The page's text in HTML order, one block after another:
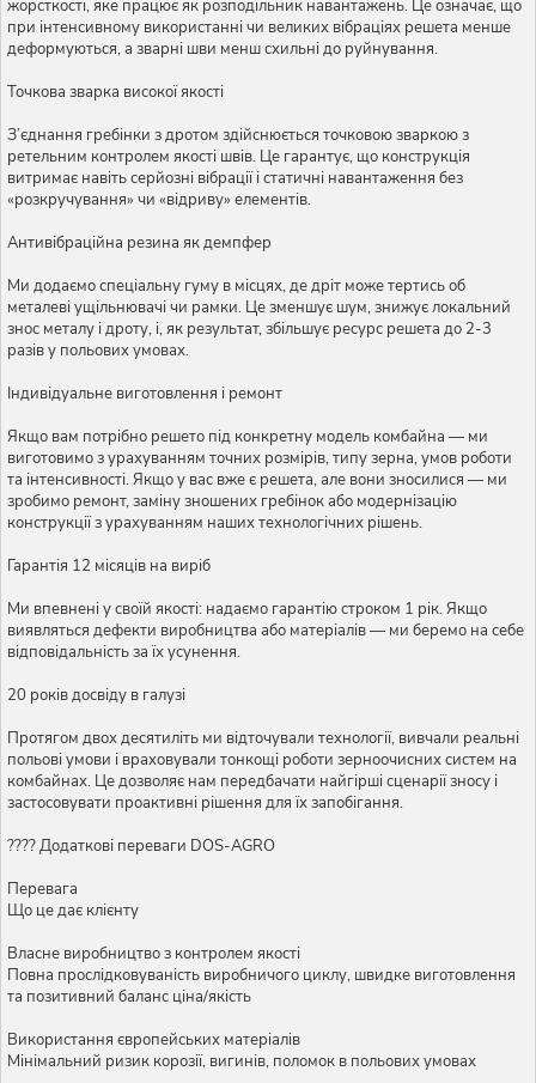
жорсткості, яке працює як розподільник навантажень. Це означає, що
при інтенсивному використанні чи великих вібраціях решета менше
деформуються, а зварні шви менш схильні до руйнування.
Точкова зварка високої якості
З’єднання гребінки з дротом здійснюється точковою зваркою з
ретельним контролем якості швів. Це гарантує, що конструкція
витримає навіть серйозні вібрації і статичні навантаження без
«розкручування» чи «відриву» елементів.
Антивібраційна резина як демпфер
Ми додаємо спеціальну гуму в місцях, де дріт може тертись об
металеві ущільнювачі чи рамки. Це зменшує шум, знижує локальний
знос металу і дроту, і, як результат, збільшує ресурс решета до 2-3
разів у польових умовах.
Індивідуальне виготовлення і ремонт
Якщо вам потрібно решето під конкретну модель комбайна — ми
виготовимо з урахуванням точних розмірів, типу зерна, умов роботи
та інтенсивності. Якщо у вас вже є решета, але вони зносилися — ми
зробимо ремонт, заміну зношених гребінок або модернізацію
конструкції з урахуванням наших технологічних рішень.
Гарантія 12 місяців на виріб
Ми впевнені у своїй якості: надаємо гарантію строком 1 рік. Якщо
виявляться дефекти виробництва або матеріалів — ми беремо на себе
відповідальність за їх усунення.
20 років досвіду в галузі
Протягом двох десятиліть ми відточували технології, вивчали реальні
польові умови і враховували тонкощі роботи зерноочисних систем на
комбайнах. Це дозволяє нам передбачати найгірші сценарії зносу і
застосовувати проактивні рішення для їх запобігання.
???? Додаткові переваги DOS-AGRO
Перевага
Що це дає клієнту
Власне виробництво з контролем якості
Повна прослідковуваність виробничого циклу, швидке виготовлення
та позитивний баланс ціна/якість
Використання європейських матеріалів
Мінімальний ризик корозії, вигинів, поломок в польових умовах